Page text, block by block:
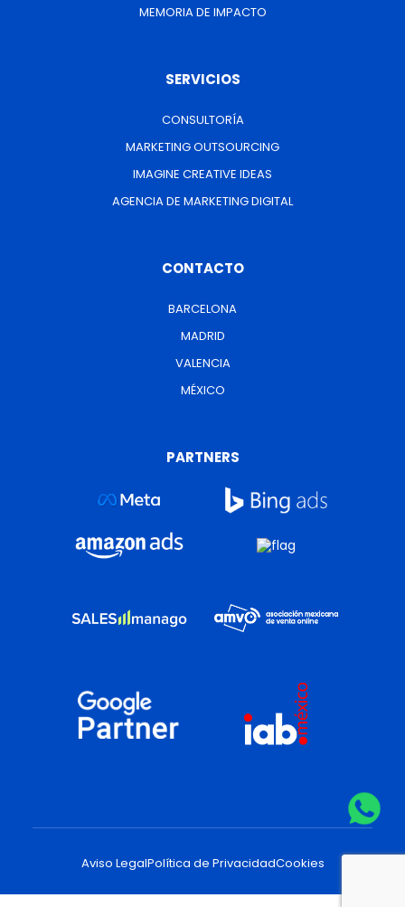
MEMORIA DE IMPACTO
SERVICIOS
CONSULTORÍA
MARKETING OUTSOURCING
IMAGINE CREATIVE IDEAS
AGENCIA DE MARKETING DIGITAL
CONTACTO
BARCELONA
MADRID
VALENCIA
MÉXICO
PARTNERS
Aviso LegalPolítica de PrivacidadCookies